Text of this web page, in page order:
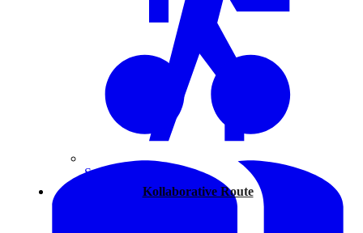
Spazieren
Kollaborative Route